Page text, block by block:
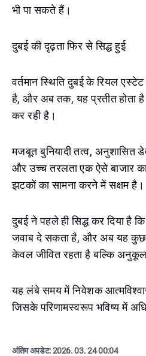
भी पा सकते हैं।
दुबई की दृढ़ता फिर से सिद्ध हुई
वर्तमान स्थिति दुबई के रियल
है, और अब तक, यह प्रतीत होता है
कर रही है।
मजबूत बुनियादी तत्व, अनुशासित
और उच्च तरलता एक ऐसे बाजार का
झटकों का सामना करने में सक्षम है।
दुबई ने पहले ही सिद्ध कर दिया है
जवाब दे सकता है, और अब यह कुछ
केवल जीवित रहता है बल्कि
यह लंबे समय में निवेशक
जिसके परिणामस्वरूप भविष्य में
अंतिम अपडेट:2026. 03. 24 00:04